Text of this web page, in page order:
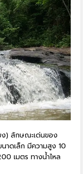
) ลักษณะเด่นของ
าดเล็ก มีความสูง 10
เมตร ทางน้ำไหล